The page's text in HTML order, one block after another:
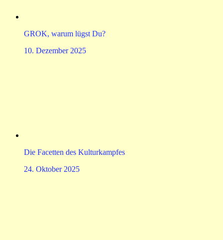
GROK, warum lügst Du?
10. Dezember 2025
Die Facetten des Kulturkampfes
24. Oktober 2025